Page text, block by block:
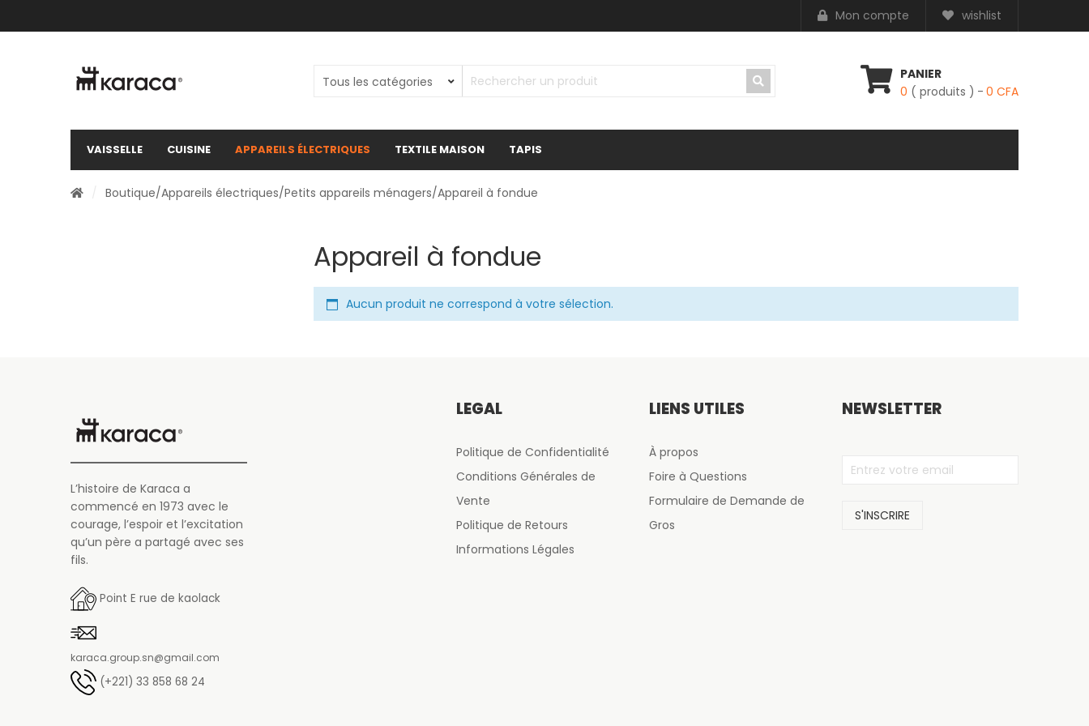
Mon compte wishlist
PANIER
0 ( produits ) 0 CFA
VAISSELLE CUISINE APPAREILS ÉLECTRIQUES TEXTILE MAISON TAPIS
Boutique/Appareils électriques/Petits appareils ménagers/Appareil à fondue
Appareil à fondue
Aucun produit ne correspond à votre sélection.
L’histoire de Karaca a
commencé en 1973 avec le
courage, l’espoir et l’excitation
qu’un père a partagé avec ses
fils.
Point E rue de kaolack
karaca.group.sn@gmail.com
(+221) 33 858 68 24
LÉGAL
Politique de Confidentialité
Conditions Générales de
Vente
Politique de Retours
Informations Légales
LIENS UTILES
À propos
Foire à Questions
Formulaire de Demande de
Gros
NEWSLETTER